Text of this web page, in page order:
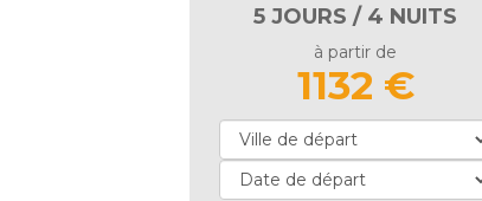
5 JOURS / 4 NUITS
à partir de
1132 €